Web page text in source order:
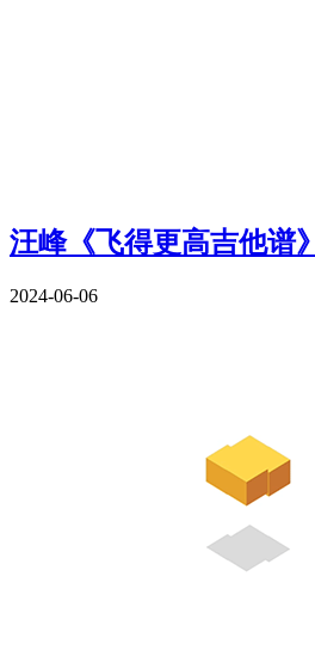
汪峰《飞得更高吉他谱
2024-06-06